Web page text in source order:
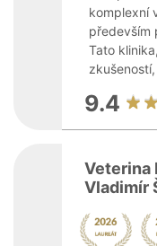
komplexní
především
Tato
zkušeností,
9.4
Veterina
Vladimír